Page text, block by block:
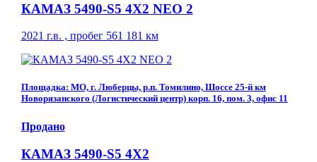
КАМАЗ 5490-S5 4Х2 NEO 2
2021 г.в. , пробег 561 181 км
Площадка: МО, г. Люберцы, р.п. Томилино, Шоссе 25-й км
Новорязанского (Логистический центр) корп. 16, пом. 3, офис 11
Продано
КАМАЗ 5490-S5 4Х2